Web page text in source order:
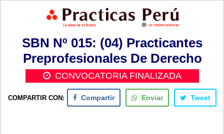
SBN Nº 015: (04) Practicantes
Preprofesionales De Derecho
CONVOCATORIA FINALIZADA
COMPARTIR CON: Compartir Enviar Tweet